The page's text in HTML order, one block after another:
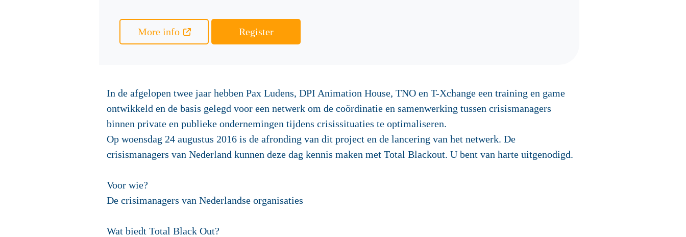
More info Register
In de afgelopen twee jaar hebben Pax Ludens, DPI Animation House, TNO en T-Xchange een training en game
ontwikkeld en de basis gelegd voor een netwerk om de coördinatie en samenwerking tussen crisismanagers
binnen private en publieke ondernemingen tijdens crisissituaties te optimaliseren.
Op woensdag 24 augustus 2016 is de afronding van dit project en de lancering van het netwerk. De
crisismanagers van Nederland kunnen deze dag kennis maken met Total Blackout. U bent van harte uitgenodigd.
Voor wie?
De crisimanagers van Nederlandse organisaties
Wat biedt Total Black Out?